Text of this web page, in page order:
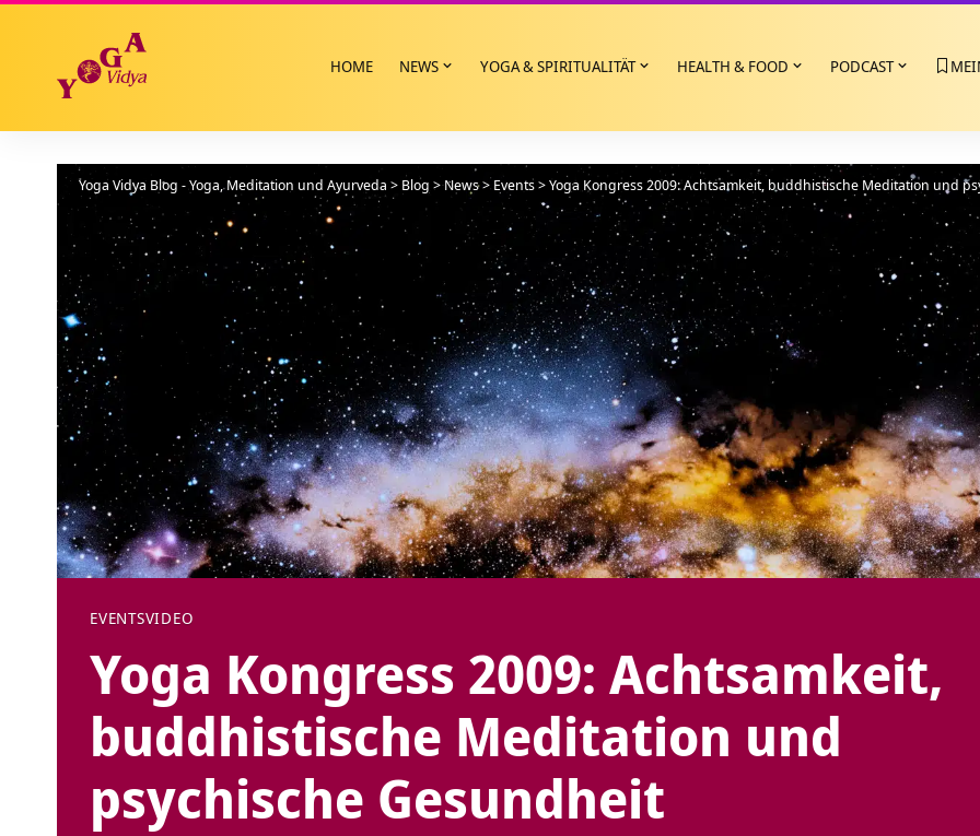
HOME NEWS YOGA & SPIRITUALITÄT HEALTH & FOOD PODCAST
Yoga Vidya Blog - Yoga, Meditation und Ayurveda > Blog >News>Events>Yoga Kongress 2009: Achtsamkeit, buddhistische Meditation und
EVENTSVIDEO
Yoga Kongress 2009: Achtsamkeit,
buddhistische Meditation und
psychische Gesundheit